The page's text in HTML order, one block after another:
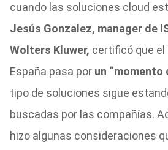
cuando las soluciones cloud
Jesús Gonzalez, manager de
Wolters Kluwer, certificó que el
España pasa por un “momento
tipo de soluciones sigue
buscadas por las compañías.
hizo algunas consideraciones